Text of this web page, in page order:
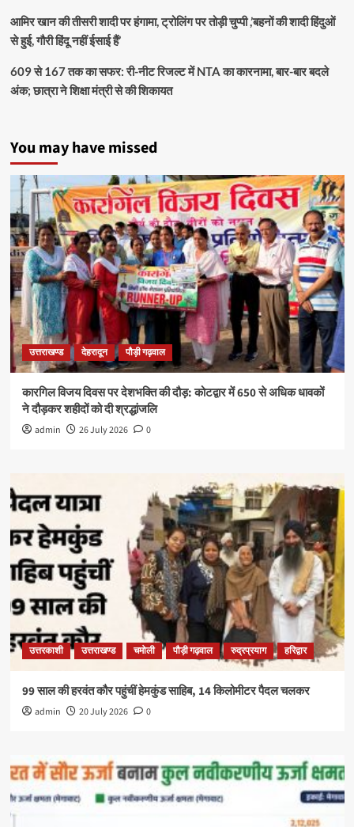
आमिर खान की तीसरी शादी पर हंगामा, ट्रोलिंग पर तोड़ी चुप्पी ,’बहनों की शादी हिंदुओं
से हुई, गौरी हिंदू नहीं ईसाई हैं’
609 से 167 तक का सफर: री-नीट रिजल्ट में NTA का कारनामा, बार-बार बदले
अंक; छात्रा ने शिक्षा मंत्री से की शिकायत
You may have missed
उत्तराखण्ड देहरादून पौड़ी गढ़वाल
कारगिल विजय दिवस पर देशभक्ति की दौड़: कोटद्वार में 650 से अधिक धावकों
ने दौड़कर शहीदों को दी श्रद्धांजलि
admin 26 July 2026 0
उत्तरकाशी उत्तराखण्ड चमोली पौड़ी गढ़वाल रुद्रप्रयाग हरिद्वार
99 साल की हरवंत कौर पहुंचीं हेमकुंड साहिब, 14 किलोमीटर पैदल चलकर
admin 20 July 2026 0